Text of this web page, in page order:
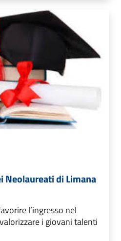
Neolaureati di Limana
l’ingresso nel
i giovani talenti